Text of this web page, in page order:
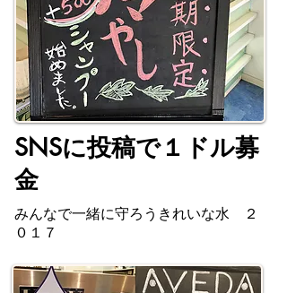
SNSに投稿で１ドル募
金
みんなで一緒に守ろうきれいな水 ２
０１７